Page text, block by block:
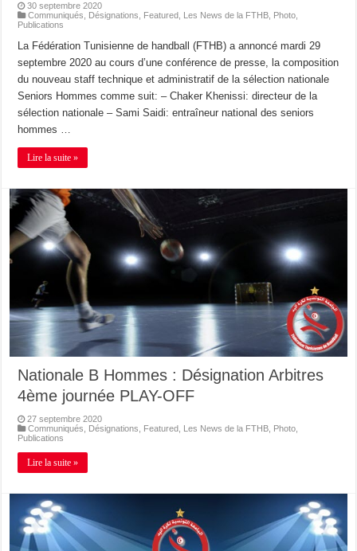
30 septembre 2020
Communiqués
Désignations Featured Les News de la FTHB Photo
Publications
La Fédération Tunisienne de handball (FTHB) a annoncé mardi 29
septembre 2020 au cours d’une conférence de presse, la composition
du nouveau staff technique et administratif de la sélection nationale
Seniors Hommes comme suit: – Chaker Khenissi: directeur de la
sélection nationale – Sami Saidi: entraîneur national des seniors
hommes …
Lire la suite »
Nationale B Hommes : Désignation Arbitres
4ème journée PLAY-OFF
27 septembre 2020
Communiqués
Désignations Featured Les News de la FTHB Photo
Publications
Lire la suite »